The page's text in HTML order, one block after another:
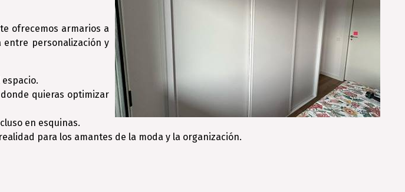
ofrecemos armarios a
entre personalización y
quieras optimizar
en esquinas.
para los amantes de la moda y la organización.